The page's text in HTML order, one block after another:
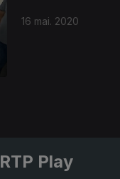
16 mai. 2020
RTP Play